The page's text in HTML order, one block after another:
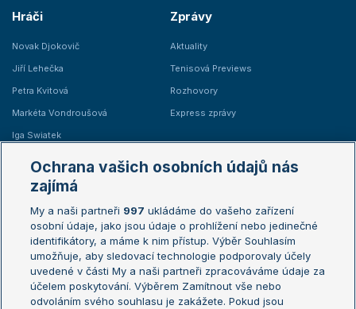
Hráči
Novak Djokovič
Jiří Lehečka
Petra Kvitová
Markéta Vondroušová
Iga Swiatek
Zprávy
Aktuality
Tenisová Previews
Rozhovory
Express zprávy
Žebříčky
Žebříček ATP (muži)
Žebříček WTA (ženy)
Sázkařský žebříček
Australian Open
French Open
Wimbledon
US Open
Turnaj mistrů
Ochrana vašich osobních údajů nás
zajímá
My a naši partneři 997 ukládáme do vašeho zařízení
osobní údaje, jako jsou údaje o prohlížení nebo jedinečné
identifikátory, a máme k nim přístup. Výběr Souhlasím
umožňuje, aby sledovací technologie podporovaly účely
uvedené v části My a naši partneři zpracováváme údaje za
účelem poskytování. Výběrem Zamítnout vše nebo
odvoláním svého souhlasu je zakážete. Pokud jsou